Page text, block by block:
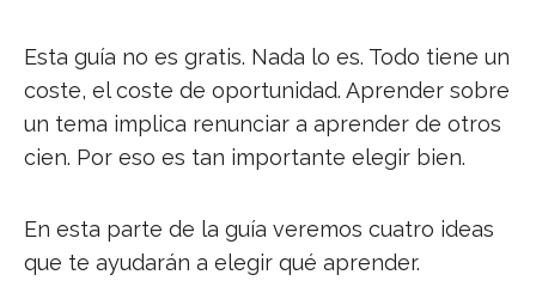
Esta guía no es gratis. Nada lo es. Todo tiene un
coste, el coste de oportunidad. Aprender sobre
un tema implica renunciar a aprender de otros
cien. Por eso es tan importante elegir bien.
En esta parte de la guía veremos cuatro ideas
que te ayudarán a elegir qué aprender.